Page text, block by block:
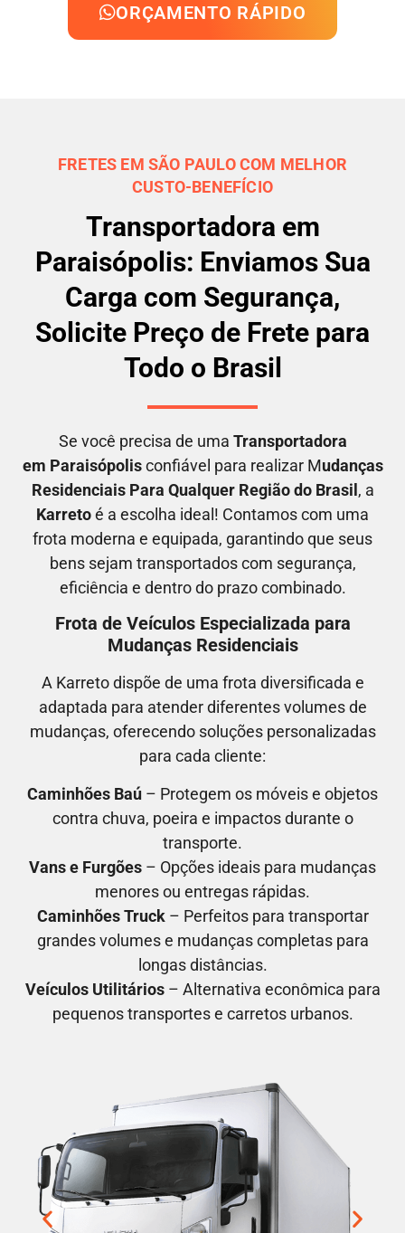
ORÇAMENTO RÁPIDO
FRETES EM SÃO PAULO COM MELHOR
CUSTO-BENEFÍCIO
Transportadora em
Paraisópolis: Enviamos Sua
Carga com Segurança,
Solicite Preço de Frete para
Todo o Brasil
Se você precisa de uma Transportadora
em Paraisópolisconfiável para realizar Mudanças
Residenciais Para Qualquer Região do Brasil , a
Karretoé a escolha ideal! Contamos com uma
frota moderna e equipada, garantindo que seus
bens sejam transportados com segurança,
eficiência e dentro do prazo combinado.
Frota de Veículos Especializada para
Mudanças Residenciais
A Karreto dispõe de uma frota diversificada e
adaptada para atender diferentes volumes de
mudanças, oferecendo soluções personalizadas
para cada cliente:
Caminhões Baú – Protegem os móveis e objetos
contra chuva, poeira e impactos durante o
transporte.
Vans e Furgões – Opções ideais para mudanças
menores ou entregas rápidas.
Caminhões Truck– Perfeitos para transportar
grandes volumes e mudanças completas para
longas distâncias.
Veículos Utilitários– Alternativa econômica para
pequenos transportes e carretos urbanos.